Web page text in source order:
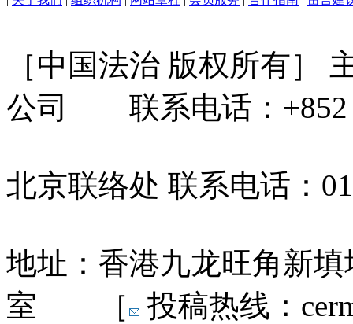
［中国法治 版权所有］
公司 联系电话：+852
北京联络处 联系电话：
地址：香港九龙旺角新
室 ［
投稿热线：